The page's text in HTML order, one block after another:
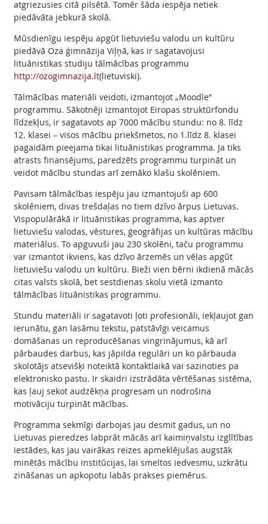
atgriezusies citā pilsētā. Tomēr šāda iespēja netiek
piedāvāta jebkurā skolā.
Mūsdienīgu iespēju apgūt lietuviešu valodu un kultūru
piedāvā Oza ģimnāzija Viļņā, kas ir sagatavojusi
lituānistikas studiju tālmācības programmu
http://ozogimnazija.lt(lietuviski).
Tālmācības materiāli veidoti, izmantojot „Moodle”
programmu. Sākotnēji izmantojot Eiropas struktūrfondu
līdzekļus, ir sagatavots ap 7000 mācību stundu: no 8. līdz
12. klasei – visos mācību priekšmetos, no 1.līdz 8. klasei
pagaidām pieejama tikai lituānistikas programma. Ja tiks
atrasts finansējums, paredzēts programmu turpināt un
veidot mācību stundas arī zemāko klašu skolēniem.
Pavisam tālmācības iespēju jau izmantojuši ap 600
skolēniem, divas trešdaļas no tiem dzīvo ārpus Lietuvas.
Vispopulārākā ir lituānistikas programma, kas aptver
lietuviešu valodas, vēstures, ģeogrāfijas un kultūras mācību
materiālus. To apguvuši jau 230 skolēni, taču programmu
var izmantot ikviens, kas dzīvo ārzemēs un vēlas apgūt
lietuviešu valodu un kultūru. Bieži vien bērni ikdienā mācās
citas valsts skolā, bet sestdienas skolu vietā izmanto
tālmācības lituānistikas programmu.
Stundu materiāli ir sagatavoti ļoti profesionāli, iekļaujot gan
ierunātu, gan lasāmu tekstu, patstāvīgi veicamus
domāšanas un reproducēšanas vingrinājumus, kā arī
pārbaudes darbus, kas jāpilda regulāri un ko pārbauda
skolotājs atsevišķi noteiktā kontaktlaikā vai sazinoties pa
elektronisko pastu. Ir skaidri izstrādāta vērtēšanas sistēma,
kas ļauj sekot audzēkņa progresam un nodrošina
motivāciju turpināt mācības.
Programma sekmīgi darbojas jau desmit gadus, un no
Lietuvas pieredzes labprāt mācās arī kaimiņvalstu izglītības
iestādes, kas jau vairākas reizes apmeklējušas augstāk
minētās mācību institūcijas, lai smeltos iedvesmu, uzkrātu
zināšanas un apkopotu labās prakses piemērus.